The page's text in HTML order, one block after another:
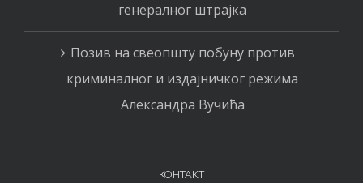
генералног штрајка
Позив на свеопшту побуну против
криминалног и издајничког режима
Александра Вучића
КОНТАКТ